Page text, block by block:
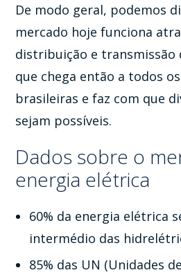
De modo geral, podemos
mercado hoje funciona
distribuição e transmissão
que chega então a todos
brasileiras e faz com que
sejam possíveis.
Dados sobre o
energia elétrica
60% da energia elétrica
intermédio das
85% das UN (Unidades